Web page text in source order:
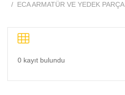
ECA ARMATÜR VE YEDEK PARÇA
0 kayıt bulundu